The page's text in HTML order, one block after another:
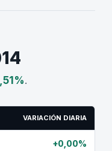
.
VARIACIÓN DIARIA
+0,00%